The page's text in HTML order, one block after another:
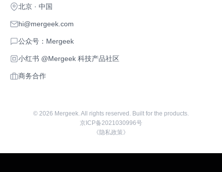
北京 · 中国
hi@mergeek.com
公众号：Mergeek
小红书 @Mergeek 科技产品社区
商务合作
© 2026 Mergeek. All rights reserved. Built for the products.
京ICP备2021030996号
《隐私政策》